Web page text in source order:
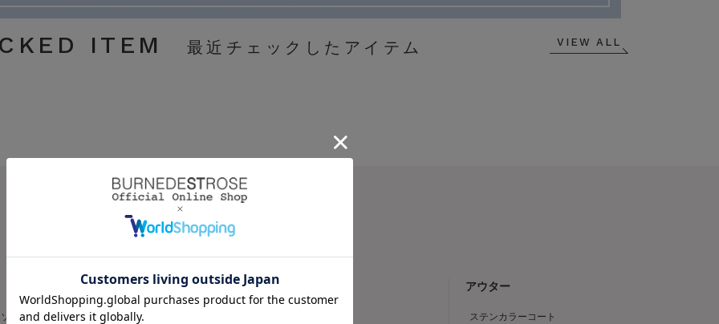
ITEM VIEW ALL
CATEGORY
ー
スカート
フレア
アウター
ステンカラーコート